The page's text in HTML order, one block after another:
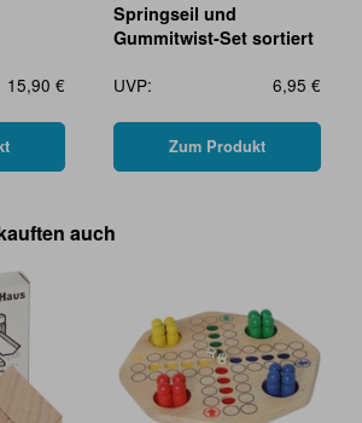
15,90 €
Springseil und
Gummitwist-Set sortiert
UVP:
6,95 €
Zum Produkt
auch